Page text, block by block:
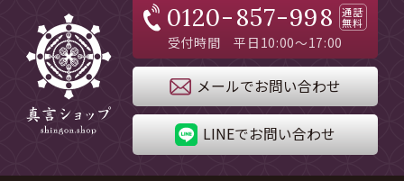
0120-857-998 通話
無料
受付時間 平日10:00～17:00
メールでお問い合わせ
LINEでお問い合わせ